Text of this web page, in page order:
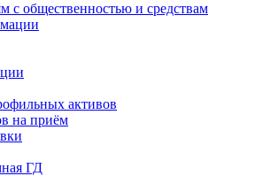
с общественностью и средствам
активов
на приём
ГД